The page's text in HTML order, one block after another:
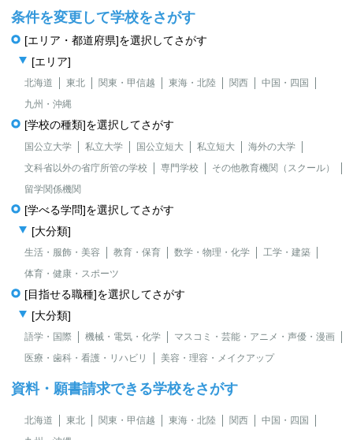
条件を変更して学校をさがす
[エリア・都道府県]を選択してさがす
[エリア]
北海道 東北 関東・甲信越 東海・北陸 関西
中国・四国
九州・沖縄
[学校の種類]を選択してさがす
国公立大学 私立大学 国公立短大 私立短大
海外の大学
文科省以外の省庁所管の学校
専門学校
その他教育機関（スクール）
留学関係機関
[学べる学問]を選択してさがす
[大分類]
生活・服飾・美容 教育・保育 数学・物理・化学
工学・建築
体育・健康・スポーツ
[目指せる職種]を選択してさがす
[大分類]
語学・国際 機械・電気・化学
マスコミ・芸能・アニメ・声優・漫画
医療・歯科・看護・リハビリ
美容・理容・メイクアップ
資料・願書請求できる学校をさがす
北海道 東北 関東・甲信越 東海・北陸 関西
中国・四国